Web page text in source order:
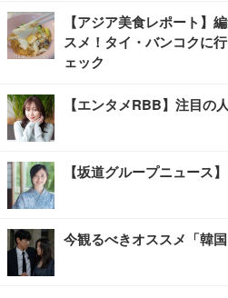
【アジア美食レポート】
スメ！タイ・バンコクに
ェック
【エンタメRBB】注目の
【坂道グループニュース
今観るべきオススメ「韓国